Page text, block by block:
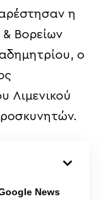
η
Βορείων
ο
Λιμενικού
News